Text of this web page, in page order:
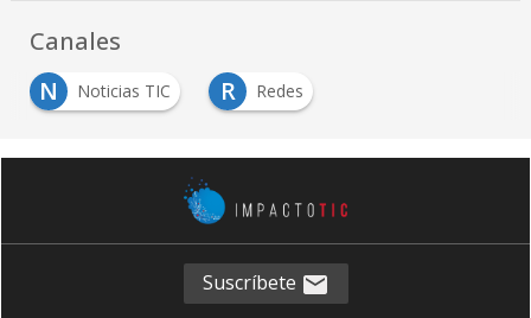
Canales
N
Noticias TIC R Redes
Suscríbete